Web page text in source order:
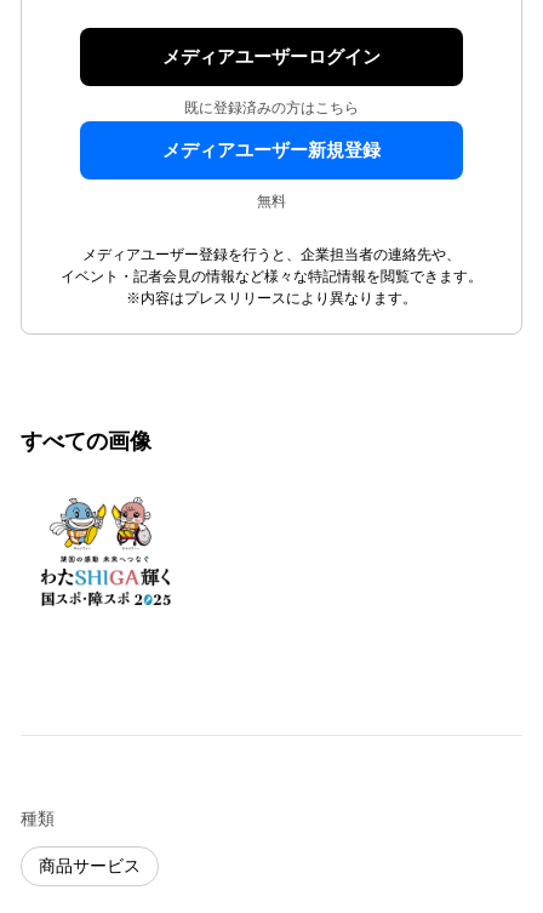
メディアユーザーログイン
既に登録済みの方はこちら
メディアユーザー新規登録
無料
メディアユーザー登録を行うと、企業担当者の連絡先や、
イベント・記者会見の情報など様々な特記情報を閲覧できます。
※内容はプレスリリースにより異なります。
すべての画像
種類
商品サービス